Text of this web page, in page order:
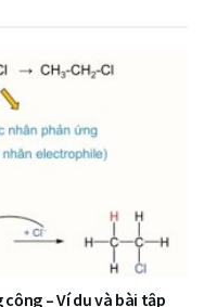
cộng – Ví dụ và bài tập